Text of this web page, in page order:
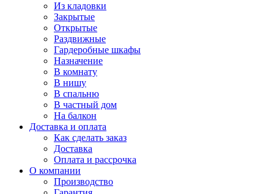
Из кладовки
Закрытые
Открытые
Раздвижные
Гардеробные шкафы
Назначение
В комнату
В нишу
В спальню
В частный дом
На балкон
Доставка и оплата
Как сделать заказ
Доставка
Оплата и рассрочка
О компании
Производство